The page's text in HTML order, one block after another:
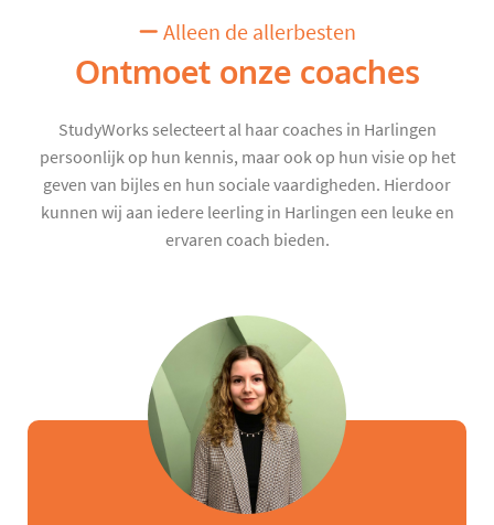
Alleen de allerbesten
Ontmoet onze coaches
StudyWorks selecteert al haar coaches in Harlingen
persoonlijk op hun kennis, maar ook op hun visie op het
geven van bijles en hun sociale vaardigheden. Hierdoor
kunnen wij aan iedere leerling in Harlingen een leuke en
ervaren coach bieden.